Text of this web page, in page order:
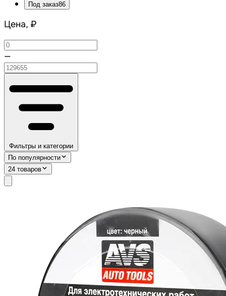
Под заказ86
Цена, ₽
—
Фильтры и категории
По популярности
24 товаров